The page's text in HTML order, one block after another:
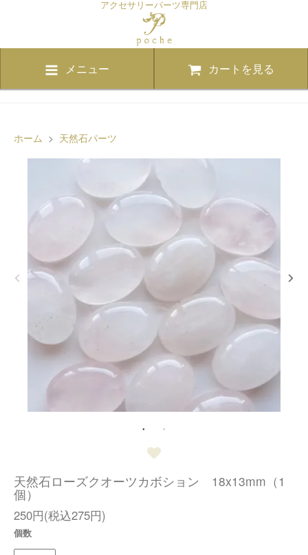
アクセサリーパーツ専門店
メニュー カートを見る
ホーム > 天然石パーツ
天然石ローズクオーツカボション 18x13mm（1
個）
250円(税込275円)
個数